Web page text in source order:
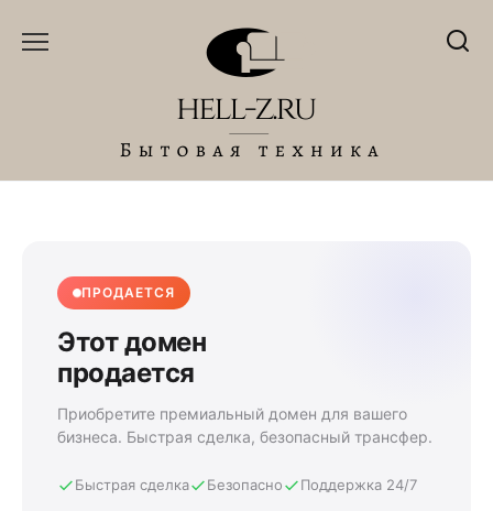
ПРОДАЕТСЯ
Этот домен
продается
Приобретите премиальный домен для вашего
бизнеса. Быстрая сделка, безопасный трансфер.
Быстрая сделка Безопасно Поддержка 24/7